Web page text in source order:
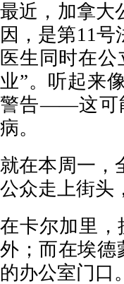
最近，加拿大
因，是第11
医生同时在
业”。听起来
警告——这可
病。
就在本周一，
公众走上街头
在卡尔加里，
外；而在埃德
的办公室门口。